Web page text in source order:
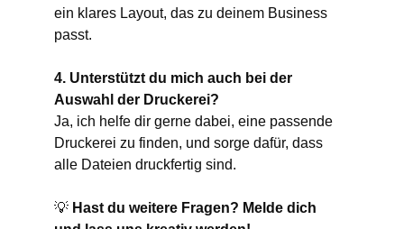
ein klares Layout, das zu deinem Business
passt.
4. Unterstützt du mich auch bei der
Auswahl der Druckerei?
Ja, ich helfe dir gerne dabei, eine passende
Druckerei zu finden, und sorge dafür, dass
alle Dateien druckfertig sind.
💡 Hast du weitere Fragen? Melde dich